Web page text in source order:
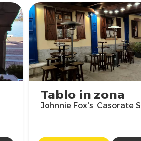
Tablo in zona
Johnnie Fox's, Casorate